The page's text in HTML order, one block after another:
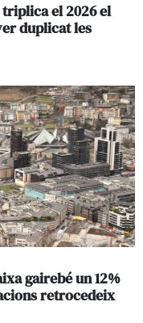
el 2026 el
duplicat les
gairebé un 12%
retrocedeix